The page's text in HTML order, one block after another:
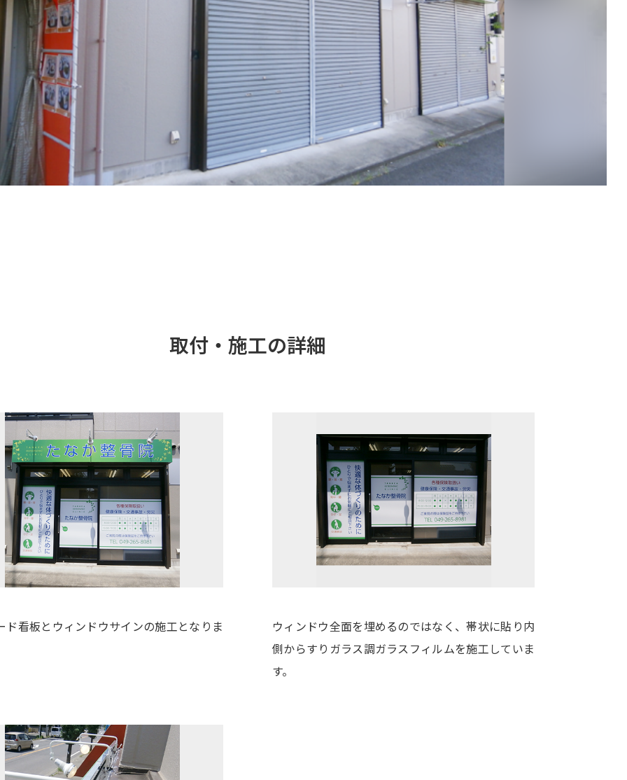
取付・施工の詳細
ド看板とウィンドウサインの施工となりま
ウィンドウ全面を埋めるのではなく、帯状に貼り内
側からすりガラス調ガラスフィルムを施工していま
す。